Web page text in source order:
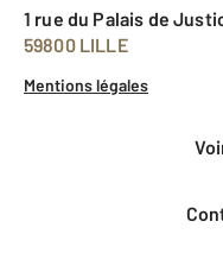
1 rue du Palais de
59800 LILLE
Mentions légales